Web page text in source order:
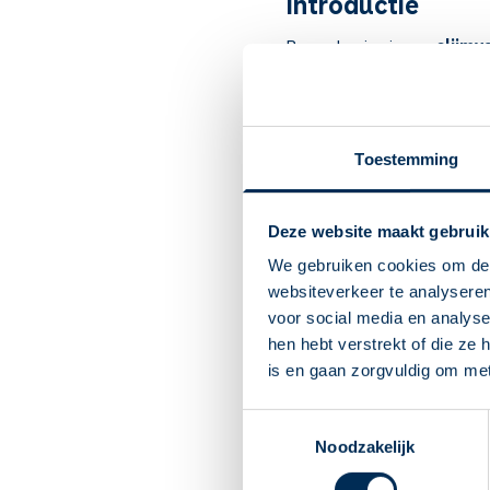
Toestemming
Deze website maakt
We gebruiken cookies om
websiteverkeer te
voor social media en
hen hebt verstrekt of die ze
is en gaan zorgvuldig om
Noodzakelijk
Broomhexine is een
Belangrijk om
Broomhexine maakt
Bij slijmhoest.
Wordt de hoest na 2
Tabletten: innemen
Drank: meet af met
U kunt last krijgen van
Bijwerkingen komen
Gebruik dit medicijn
U mag dit medicijn